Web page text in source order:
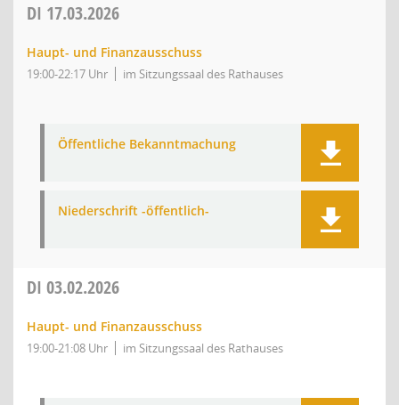
DI 17.03.2026
Haupt- und Finanzausschuss
19:00-22:17 Uhr im Sitzungssaal des Rathauses
Öffentliche Bekanntmachung
Niederschrift -öffentlich-
DI 03.02.2026
Haupt- und Finanzausschuss
19:00-21:08 Uhr im Sitzungssaal des Rathauses